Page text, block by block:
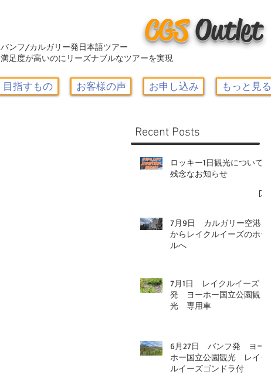
CGSOutlet
バンフ/カルガリー発日本語ツアー
満足度が高いのにリーズナブルなツアーを実現
目指すもの お客様の声 お申し込み もっと見る
Recent Posts
ロッキー1日観光について-
残念なお知らせ
7月9日 カルガリー空港
からレイクルイーズのホテ
ルへ
7月1日 レイクルイーズ
発 ヨーホー国立公園観
光 専用車
6月27日 バンフ発 ヨー
ホー国立公園観光 レイク
ルイーズゴンドラ付